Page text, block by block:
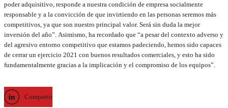
poder adquisitivo, responde a nuestra condición de empresa socialmente
responsable y a la convicción de que invirtiendo en las personas seremos más
competitivos, ya que son nuestro principal valor. Será sin duda la mejor
inversión del año”. Asimismo, ha recordado que “a pesar del contexto adverso y
del agresivo entorno competitivo que estamos padeciendo, hemos sido capaces
de cerrar un ejercicio 2021 con buenos resultados comerciales, y esto ha sido
fundamentalmente gracias a la implicación y el compromiso de los equipos”.
Compartir